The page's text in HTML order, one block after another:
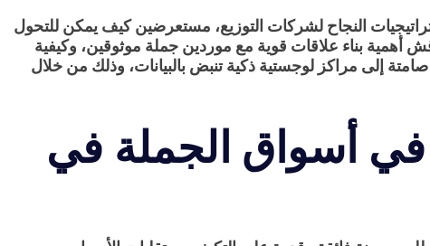
النجاح لشركات التوزيع، مستعرضين كيف يمكن للتحول
أهمية بناء علاقات قوية مع موردين جملة موثوقين، وكيفية
إلى مراكز لوجستية ذكية تنبض بالبيانات، وذلك من خلال
في أسواق الجملة في